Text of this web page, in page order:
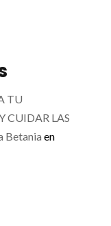
TU
CUIDAR LAS
Betania en